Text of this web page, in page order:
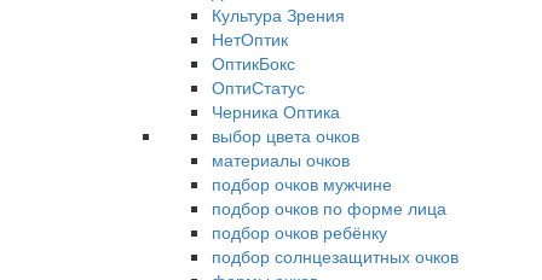
Культура Зрения
НетОптик
ОптикБокс
ОптиСтатус
Черника Оптика
выбор цвета очков
материалы очков
подбор очков мужчине
подбор очков по форме лица
подбор очков ребёнку
подбор солнцезащитных очков